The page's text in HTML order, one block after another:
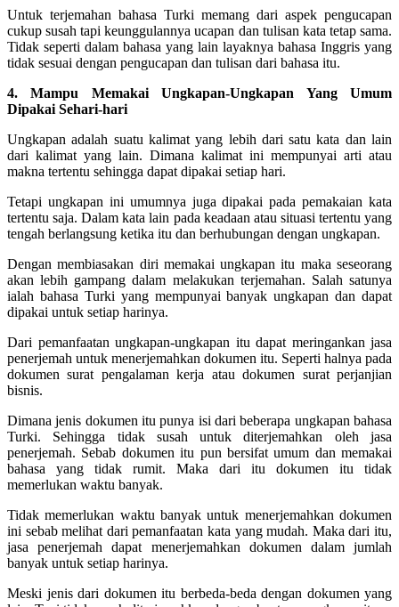
Untuk terjemahan bahasa Turki memang dari aspek pengucapan
cukup susah tapi keunggulannya ucapan dan tulisan kata tetap sama.
Tidak seperti dalam bahasa yang lain layaknya bahasa Inggris yang
tidak sesuai dengan pengucapan dan tulisan dari bahasa itu.
4. Mampu Memakai Ungkapan-Ungkapan Yang Umum
Dipakai Sehari-hari
Ungkapan adalah suatu kalimat yang lebih dari satu kata dan lain
dari kalimat yang lain. Dimana kalimat ini mempunyai arti atau
makna tertentu sehingga dapat dipakai setiap hari.
Tetapi ungkapan ini umumnya juga dipakai pada pemakaian kata
tertentu saja. Dalam kata lain pada keadaan atau situasi tertentu yang
tengah berlangsung ketika itu dan berhubungan dengan ungkapan.
Dengan membiasakan diri memakai ungkapan itu maka seseorang
akan lebih gampang dalam melakukan terjemahan. Salah satunya
ialah bahasa Turki yang mempunyai banyak ungkapan dan dapat
dipakai untuk setiap harinya.
Dari pemanfaatan ungkapan-ungkapan itu dapat meringankan jasa
penerjemah untuk menerjemahkan dokumen itu. Seperti halnya pada
dokumen surat pengalaman kerja atau dokumen surat perjanjian
bisnis.
Dimana jenis dokumen itu punya isi dari beberapa ungkapan bahasa
Turki. Sehingga tidak susah untuk diterjemahkan oleh jasa
penerjemah. Sebab dokumen itu pun bersifat umum dan memakai
bahasa yang tidak rumit. Maka dari itu dokumen itu tidak
memerlukan waktu banyak.
Tidak memerlukan waktu banyak untuk menerjemahkan dokumen
ini sebab melihat dari pemanfaatan kata yang mudah. Maka dari itu,
jasa penerjemah dapat menerjemahkan dokumen dalam jumlah
banyak untuk setiap harinya.
Meski jenis dari dokumen itu berbeda-beda dengan dokumen yang